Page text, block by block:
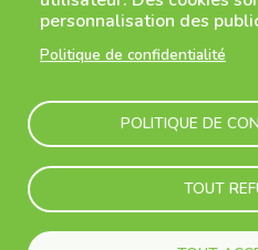
personnalisation des
Politique de confidentialité
POLITIQUE DE
TOUT